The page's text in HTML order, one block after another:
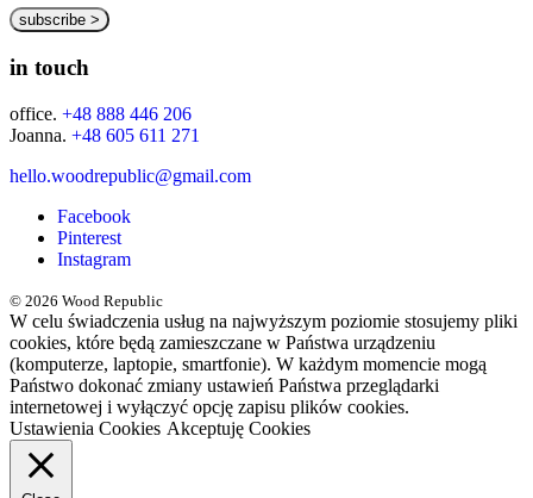
in touch
office. +48 888 446 206
Joanna. +48 605 611 271
hello.woodrepublic@gmail.com
Facebook
Pinterest
Instagram
© 2026 Wood Republic
W celu świadczenia usług na najwyższym poziomie stosujemy pliki
cookies, które będą zamieszczane w Państwa urządzeniu
(komputerze, laptopie, smartfonie). W każdym momencie mogą
Państwo dokonać zmiany ustawień Państwa przeglądarki
internetowej i wyłączyć opcję zapisu plików cookies.
Ustawienia Cookies Akceptuję Cookies